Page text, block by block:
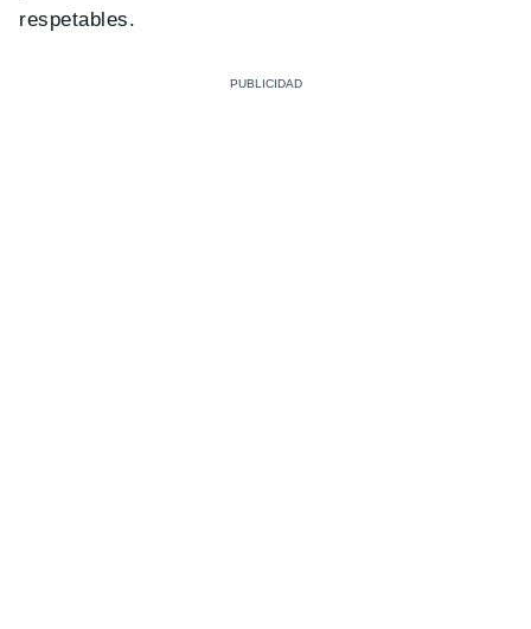
respetables.